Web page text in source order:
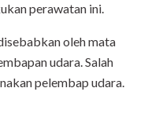
perawatan ini.
oleh mata
udara. Salah
pelembap udara.